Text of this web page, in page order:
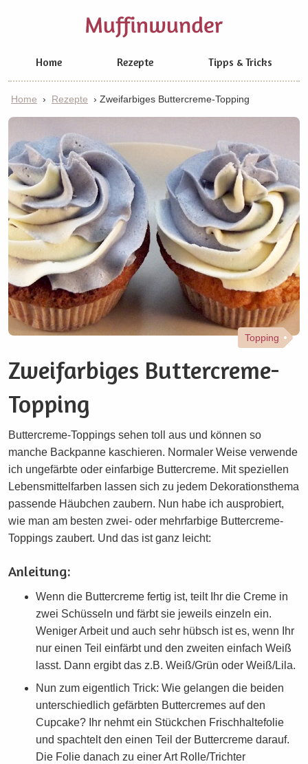
Home Rezepte Tipps & Tricks
Home › Rezepte › Zweifarbiges Buttercreme-Topping
Topping
Zweifarbiges Buttercreme-
Topping
Buttercreme-Toppings sehen toll aus und können so
manche Backpanne kaschieren. Normaler Weise verwende
ich ungefärbte oder einfarbige Buttercreme. Mit speziellen
Lebensmittelfarben lassen sich zu jedem Dekorationsthema
passende Häubchen zaubern. Nun habe ich ausprobiert,
wie man am besten zwei- oder mehrfarbige Buttercreme-
Toppings zaubert. Und das ist ganz leicht:
Anleitung:
Wenn die Buttercreme fertig ist, teilt Ihr die Creme in
zwei Schüsseln und färbt sie jeweils einzeln ein.
Weniger Arbeit und auch sehr hübsch ist es, wenn Ihr
nur einen Teil einfärbt und den zweiten einfach Weiß
lasst. Dann ergibt das z.B. Weiß/Grün oder Weiß/Lila.
Nun zum eigentlich Trick: Wie gelangen die beiden
unterschiedlich gefärbten Buttercremes auf den
Cupcake? Ihr nehmt ein Stückchen Frischhaltefolie
und spachtelt den einen Teil der Buttercreme darauf.
Die Folie danach zu einer Art Rolle/Trichter